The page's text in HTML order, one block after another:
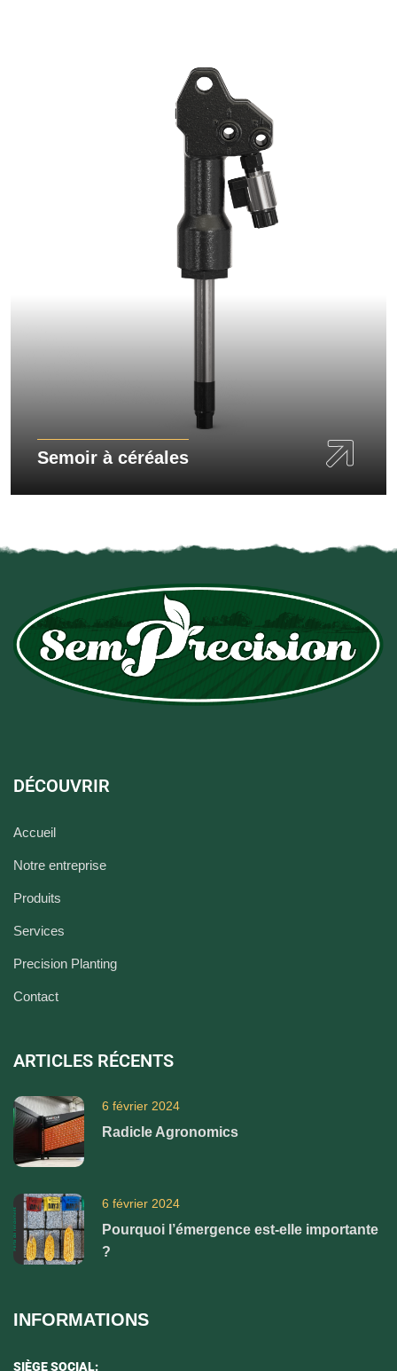
Semoir à céréales
DÉCOUVRIR
Accueil
Notre entreprise
Produits
Services
Precision Planting
Contact
ARTICLES RÉCENTS
6 février 2024
Radicle Agronomics
6 février 2024
Pourquoi l’émergence est-elle importante
?
INFORMATIONS
SIÈGE SOCIAL: